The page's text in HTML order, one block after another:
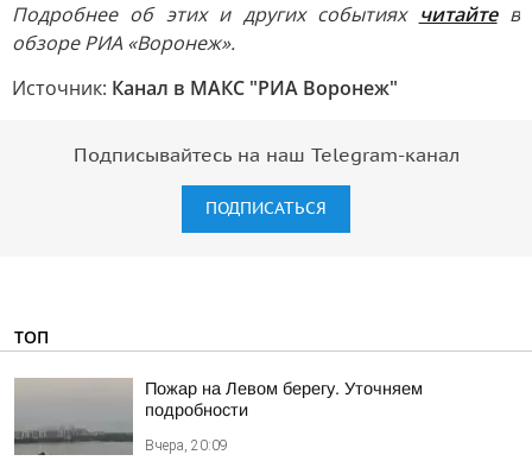
Подробнее об этих и других событиях читайтев
обзоре РИА «Воронеж».
Источник: Канал в МАКС "РИА Воронеж"
Подписывайтесь на наш Telegram-канал
ПОДПИСАТЬСЯ
ТОП
Пожар на Левом берегу. Уточняем
подробности
Вчера, 20:09